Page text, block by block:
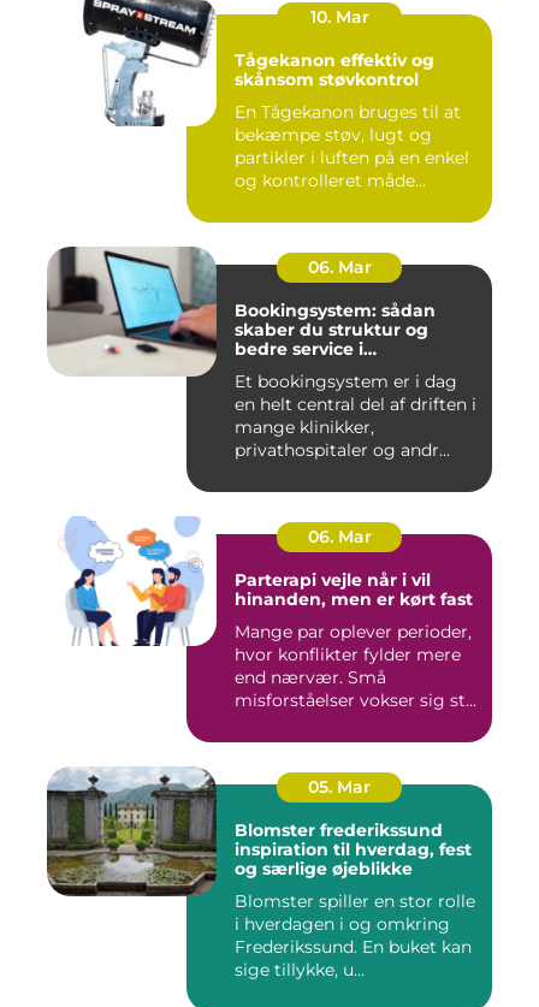
10. Mar
Tågekanon effektiv og
skånsom støvkontrol
En Tågekanon bruges til at
bekæmpe støv, lugt og
partikler i luften på en enkel
og kontrolleret måde...
06. Mar
Bookingsystem: sådan
skaber du struktur og
bedre service i
Et bookingsystem er i dag
en helt central del af driften i
mange klinikker,
privathospitaler og andr...
06. Mar
Parterapi vejle når i vil
hinanden, men er kørt fast
Mange par oplever perioder,
hvor konflikter fylder mere
end nærvær. Små
misforståelser vokser sig st...
05. Mar
Blomster frederikssund
inspiration til hverdag, fest
og særlige øjeblikke
Blomster spiller en stor rolle
i hverdagen i og omkring
Frederikssund. En buket kan
sige tillykke, u...